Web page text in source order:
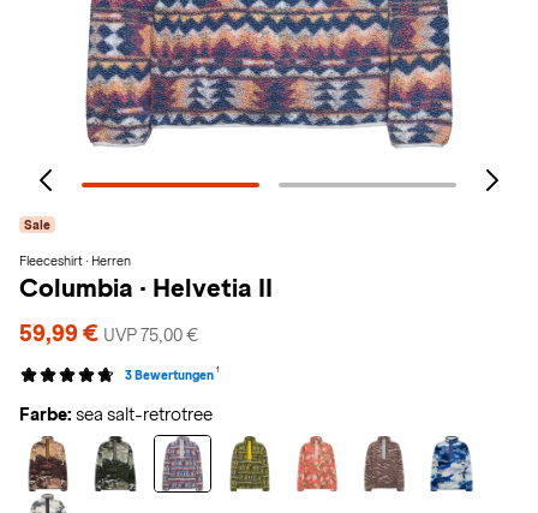
Sale
Fleeceshirt · Herren
Columbia · Helvetia II
59,99 € UVP 75,00 €
3 Bewertungen 1
Farbe: sea salt-retrotree